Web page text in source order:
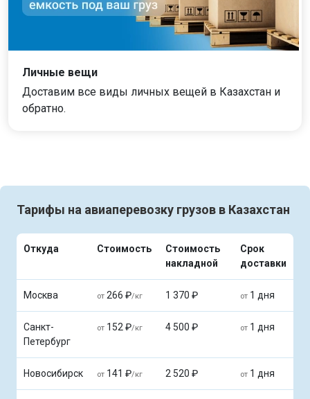
Личные вещи
Доставим все виды личных вещей в Казахстан и
обратно.
Тарифы на авиаперевозку грузов в Казахстан
Откуда Стоимость
Стоимость
накладной
Срок
доставки
Москва от 266 ₽/кг 1 370 ₽ от 1 дня
Санкт-
Петербург
от 152 ₽/кг 4 500 ₽ от 1 дня
Новосибирск от 141 ₽/кг 2 520 ₽ от 1 дня